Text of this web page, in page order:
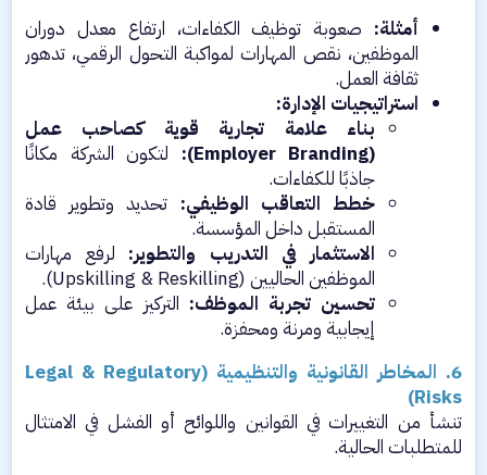
أمثلة: صعوبة توظيف الكفاءات، ارتفاع معدل دوران
الموظفين، نقص المهارات لمواكبة التحول الرقمي، تدهور
ثقافة العمل.​
استراتيجيات الإدارة:
بناء علامة تجارية قوية كصاحب عمل
(Employer Branding):
لتكون الشركة مكانًا
جاذبًا للكفاءات.​
خطط التعاقب الوظيفي: تحديد وتطوير قادة
المستقبل داخل المؤسسة.​
الاستثمار في التدريب والتطوير: لرفع مهارات
الموظفين الحاليين (Upskilling & Reskilling).​
تحسين تجربة الموظف: التركيز على بيئة عمل
إيجابية ومرنة ومحفزة.​
6. المخاطر القانونية والتنظيمية (Legal & Regulatory
Risks)
تنشأ من التغييرات في القوانين واللوائح أو الفشل في الامتثال
للمتطلبات الحالية.​